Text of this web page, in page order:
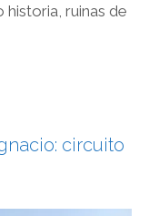
historia ruinas de
circuito